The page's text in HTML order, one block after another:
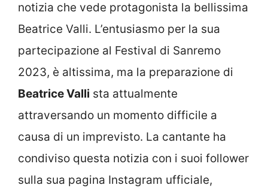
notizia che vede protagonista la bellissima
Beatrice Valli. L’entusiasmo per la sua
partecipazione al Festival di Sanremo
2023, è altissima, ma la preparazione di
Beatrice Valli sta attualmente
attraversando un momento difficile a
causa di un imprevisto. La cantante ha
condiviso questa notizia con i suoi follower
sulla sua pagina Instagram ufficiale,